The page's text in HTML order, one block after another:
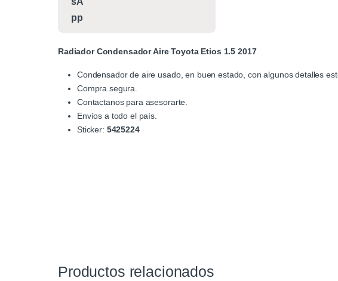
Radiador Condensador Aire Toyota Etios 1.5 2017
Condensador de aire usado, en buen estado, con algunos detalles
Compra segura.
Contactanos para asesorarte.
Envíos a todo el país.
Sticker: 5425224
Productos relacionados